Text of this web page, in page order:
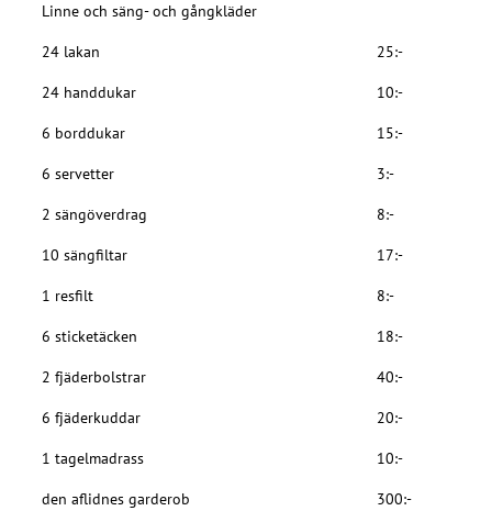
Linne och säng- och gångkläder
24 lakan 25:-
24 handdukar 10:-
6 borddukar 15:-
6 servetter 3:-
2 sängöverdrag 8:-
10 sängfiltar 17:-
1 resfilt 8:-
6 sticketäcken 18:-
2 fjäderbolstrar 40:-
6 fjäderkuddar 20:-
1 tagelmadrass 10:-
den aflidnes garderob 300:-